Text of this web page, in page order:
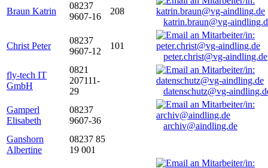
Braun Katrin
08237
9607-16
208
katrin.braun@vg-
Christ Peter
08237
9607-12
101
peter.christ@vg-aindling.de
fly-tech IT
GmbH
0821
207111-
29
datenschutz@vg-
Gamperl
Elisabeth
08237
9607-36
archiv@aindling.de
Ganshorn
Albertine
08237 85
19 001